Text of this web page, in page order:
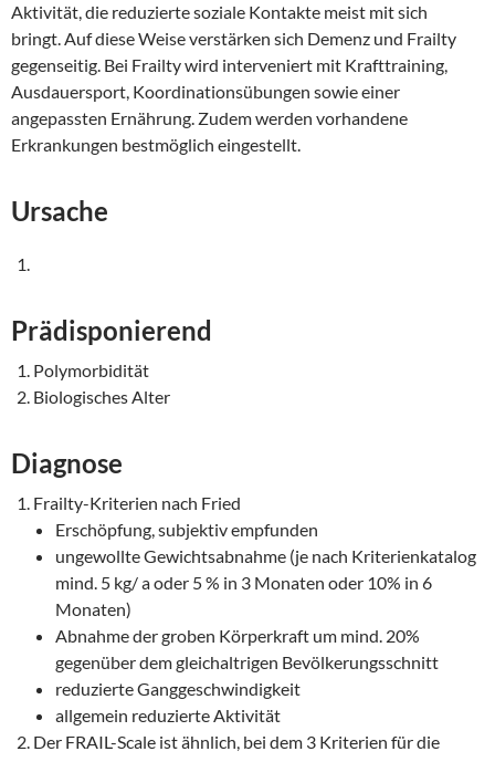
Aktivität, die reduzierte soziale Kontakte meist mit sich
bringt. Auf diese Weise verstärken sich Demenz und Frailty
gegenseitig. Bei Frailty wird interveniert mit Krafttraining,
Ausdauersport, Koordinationsübungen sowie einer
angepassten Ernährung. Zudem werden vorhandene
Erkrankungen bestmöglich eingestellt.
Ursache
Prädisponierend
Polymorbidität
Biologisches Alter
Diagnose
Frailty-Kriterien nach Fried
Erschöpfung, subjektiv empfunden
ungewollte Gewichtsabnahme (je nach Kriterienkatalog
mind. 5 kg/ a oder 5 % in 3 Monaten oder 10% in 6
Monaten)
Abnahme der groben Körperkraft um mind. 20%
gegenüber dem gleichaltrigen Bevölkerungsschnitt
reduzierte Ganggeschwindigkeit
allgemein reduzierte Aktivität
Der FRAIL-Scale ist ähnlich, bei dem 3 Kriterien für die